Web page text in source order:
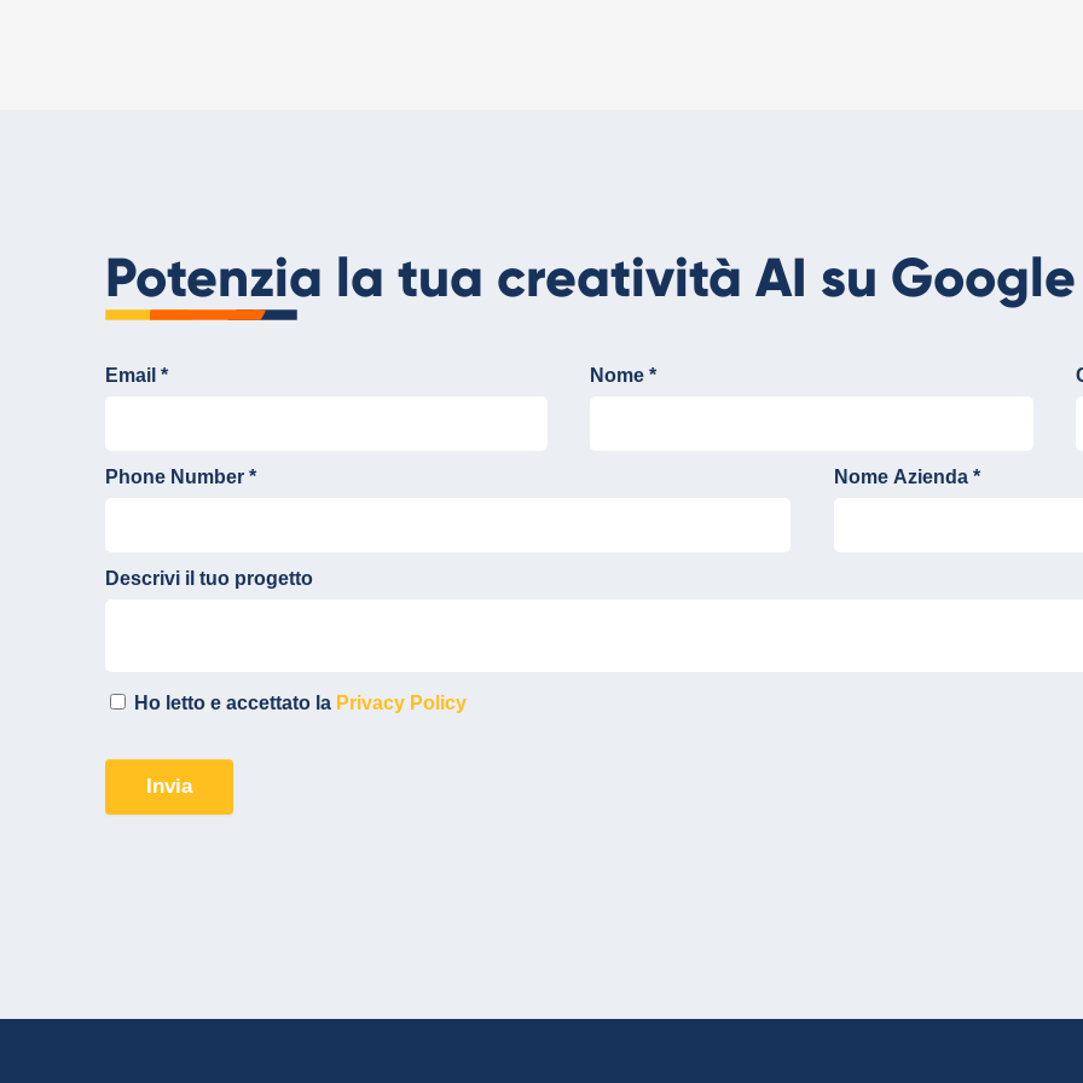
Potenzia la tua creatività AI su